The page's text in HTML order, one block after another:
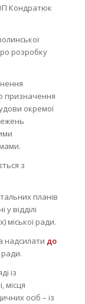
Кондратюк
розробку
призначення
окремої
з
планів
відділі
міської ради.
надсилати до
ради.
із
місця
осіб – із